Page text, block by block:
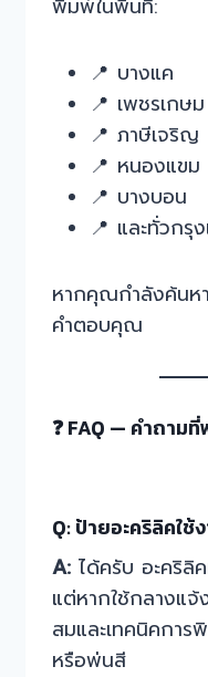
พิมพ์ในพื้นที่:
📍 บางแค
📍 เพชรเกษม
📍 ภาษีเจริญ
📍 หนองแขม
📍 บางบอน
📍 และทั่วกรุ
หากคุณกำลังค้นหา
คำตอบคุณ
❓ FAQ — คำถาม
Q: ป้ายอะคริลิคใช้
A:ได้ครับ อะคริลิ
แต่หากใช้กลางแจ้
สมและเทคนิคกา
หรือพ่นสี